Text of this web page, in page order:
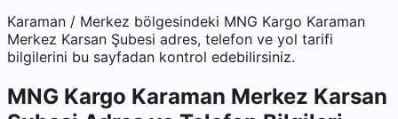
Karaman / Merkez bölgesindeki MNG Kargo Karaman
Merkez Karsan Şubesi adres, telefon ve yol tarifi
bilgilerini bu sayfadan kontrol edebilirsiniz.
MNG Kargo Karaman Merkez Karsan